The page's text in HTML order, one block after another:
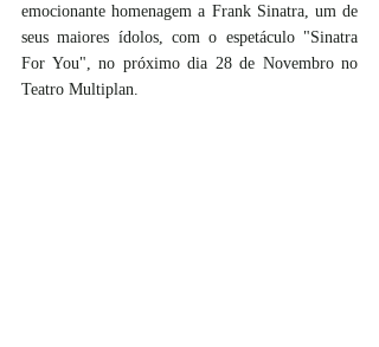
emocionante homenagem a Frank Sinatra, um de
seus maiores ídolos, com o espetáculo "Sinatra
For You", no próximo dia 28 de Novembro no
Teatro Multiplan.